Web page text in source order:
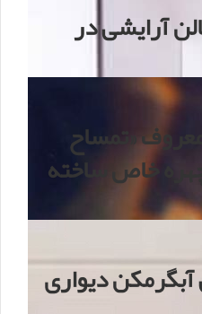
سالن آرایشی در
«تمساح
خاص ساخته
دیواری